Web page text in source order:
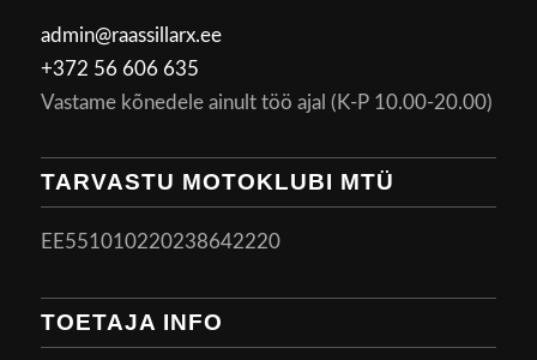
admin@raassillarx.ee
+372 56 606 635
Vastame kõnedele ainult töö ajal (K-P 10.00-20.00)
TARVASTU MOTOKLUBI MTÜ
EE551010220238642220
TOETAJA INFO